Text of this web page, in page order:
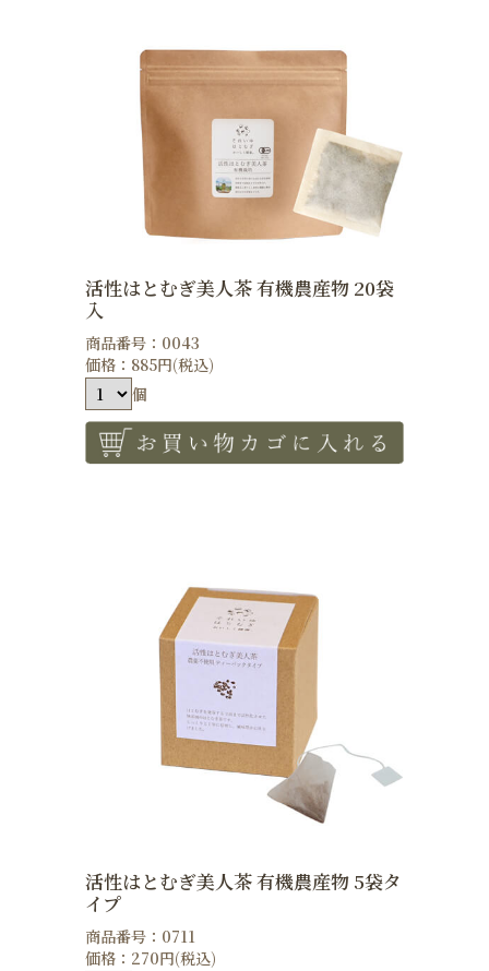
活性はとむぎ美人茶 有機農産物 20袋
入
商品番号：0043
価格：885円(税込)
個
活性はとむぎ美人茶 有機農産物 5袋タ
イプ
商品番号：0711
価格：270円(税込)